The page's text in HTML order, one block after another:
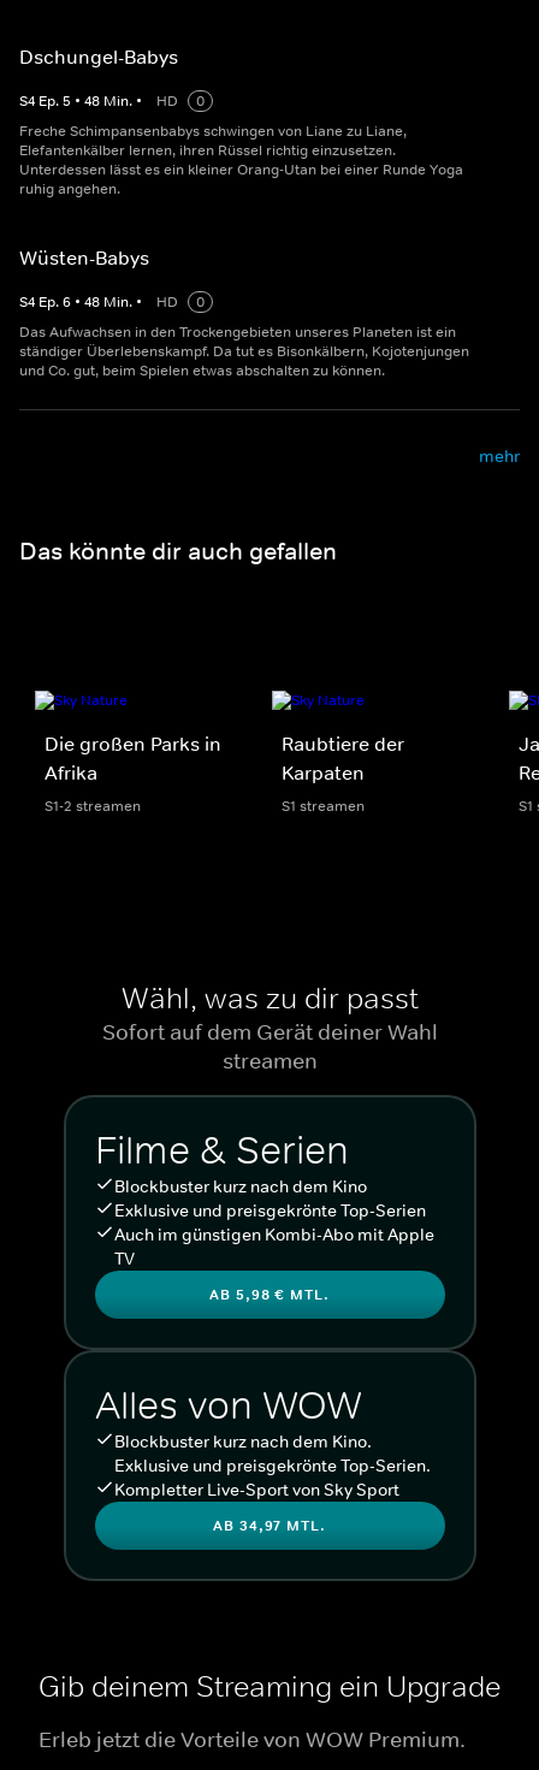
Dschungel-Babys
S4 Ep.5 • 48 Min. • HD
0
Freche Schimpansenbabys schwingen von Liane zu Liane,
Elefantenkälber lernen, ihren Rüssel richtig einzusetzen.
Unterdessen lässt es ein kleiner Orang-Utan bei einer Runde Yoga
ruhig angehen.
Wüsten-Babys
S4 Ep.6 • 48 Min. • HD
0
Das Aufwachsen in den Trockengebieten unseres Planeten ist ein
ständiger Überlebenskampf. Da tut es Bisonkälbern, Kojotenjungen
und Co. gut, beim Spielen etwas abschalten zu können.
mehr
Das könnte dir auch gefallen
Die großen Parks in
Afrika
S1-2 streamen
Raubtiere der
Karpaten
S1 streamen
Wähl, was zu dir passt
Sofort auf dem Gerät deiner Wahl
streamen
Filme & Serien
Blockbuster kurz nach dem Kino
Exklusive und preisgekrönte Top-Serien
Auch im günstigen Kombi-Abo mit Apple
TV
AB 5,98 € MTL.
Alles von WOW
Blockbuster kurz nach dem Kino.
Exklusive und preisgekrönte Top-Serien.
Kompletter Live-Sport von Sky Sport
AB 34,97 MTL.
Gib deinem Streaming ein Upgrade
Erleb jetzt die Vorteile von WOW Premium.